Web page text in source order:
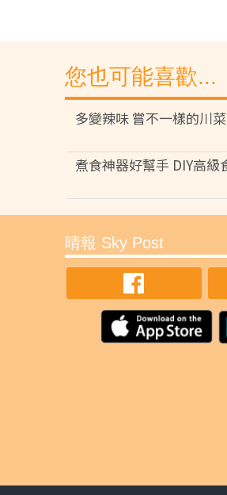
您也可能喜歡...
多變辣味 嘗不一樣的川菜
煮食神器好幫手 DIY高級
晴報 Sky Post